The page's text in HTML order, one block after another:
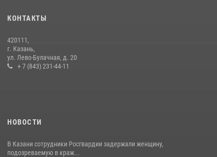
15 июля отмечается День образования подразделений связи
Росгвардии
15 июля 2026, 08:41
КОНТАКТЫ
420111,
г. Казань,
ул. Лево-Булачная, д. 20
+ 7 (843) 231-44-11
НОВОСТИ
В Казани сотрудники Росгвардии задержали женщину,
подозреваемую в краж...